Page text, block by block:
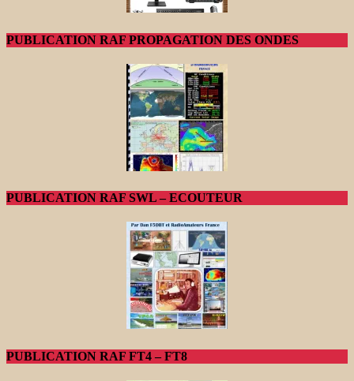
PUBLICATION RAF PROPAGATION DES ONDES
PUBLICATION RAF SWL – ECOUTEUR
PUBLICATION RAF FT4 – FT8